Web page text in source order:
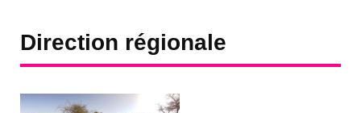
Direction régionale